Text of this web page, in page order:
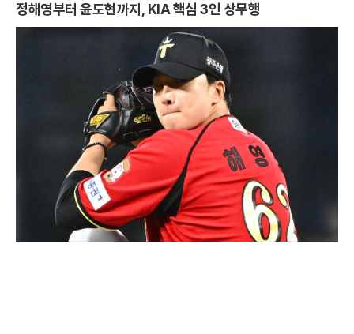
정해영부터 윤도현까지, KIA 핵심 3인 상무행